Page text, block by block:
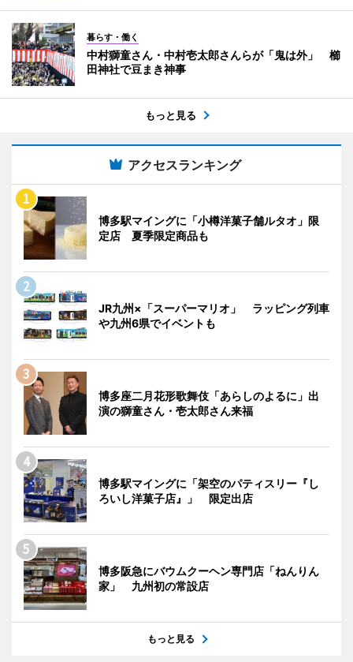
暮らす・働く
中村獅童さん・中村壱太郎さんらが「鬼は外」 櫛
田神社で豆まき神事
もっと見る
アクセスランキング
博多駅マイングに「小樽洋菓子舗ルタオ」限
定店 夏季限定商品も
JR九州×「スーパーマリオ」 ラッピング列車
や九州6県でイベントも
博多座二月花形歌舞伎「あらしのよるに」出
演の獅童さん・壱太郎さん来福
博多駅マイングに「架空のパティスリー『し
ろいし洋菓子店』」 限定出店
博多阪急にバウムクーヘン専門店「ねんりん
家」 九州初の常設店
もっと見る